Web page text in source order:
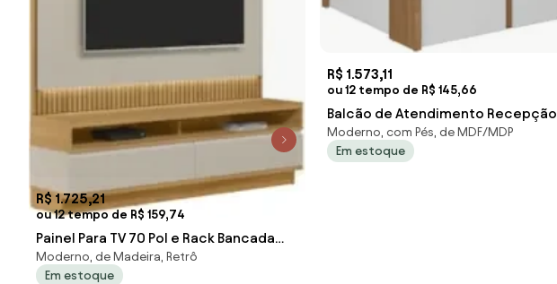
R$ 1.725,21
ou 12 tempo de R$ 159,74
Painel Para TV 70 Pol e Rack Bancada
180cm Real L06 Tauari/Off White F
Moderno, de Madeira, Retrô
Em estoque
R$ 1.573,11
ou 12 tempo de R$ 145,66
Balcão de Atendimento Recepção
135cm Corp A06 Freijó/Branco -
Mpozena
Moderno, com Pés, de MDF/MDP
Em estoque